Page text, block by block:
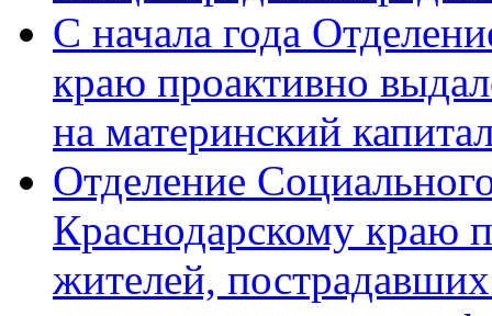
С начала года
краю проактивно
на материнский
Отделение
Краснодарскому краю
жителей,